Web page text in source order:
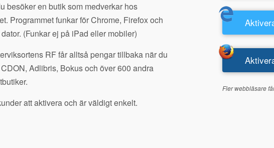
besöker en butik som medverkar hos
Programmet funkar för Chrome, Firefox och
(Funkar ej på iPad eller mobiler)
RF får alltså pengar tillbaka när du
Adlibris, Bokus och över 600 andra
att aktivera och är väldigt enkelt.
Fler webbläsare